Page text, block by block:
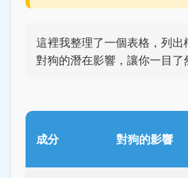
這裡我整理了一個表格，列出
對狗的潛在影響，讓你一目了
成分 對狗的影響